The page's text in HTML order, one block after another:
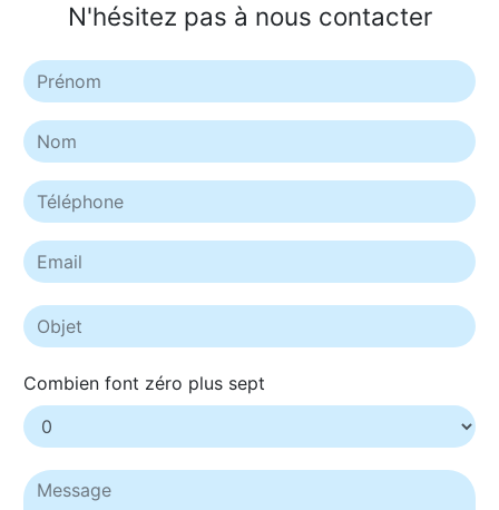
N'hésitez pas à nous contacter
Combien font zéro plus sept